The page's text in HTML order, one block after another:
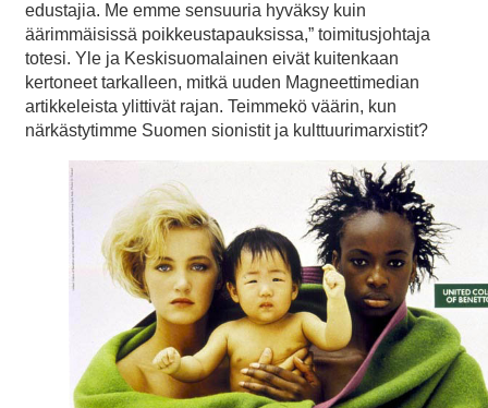
edustajia. Me emme sensuuria hyväksy kuin
äärimmäisissä poikkeustapauksissa,” toimitusjohtaja
totesi. Yle ja Keskisuomalainen eivät kuitenkaan
kertoneet tarkalleen, mitkä uuden Magneettimedian
artikkeleista ylittivät rajan. Teimmekö väärin, kun
närkästytimme Suomen sionistit ja kulttuurimarxistit?